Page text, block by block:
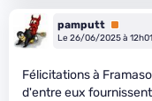
pamputt Premium
Le 26/06/2025 à 12h01
Félicitations à
d'entre eux